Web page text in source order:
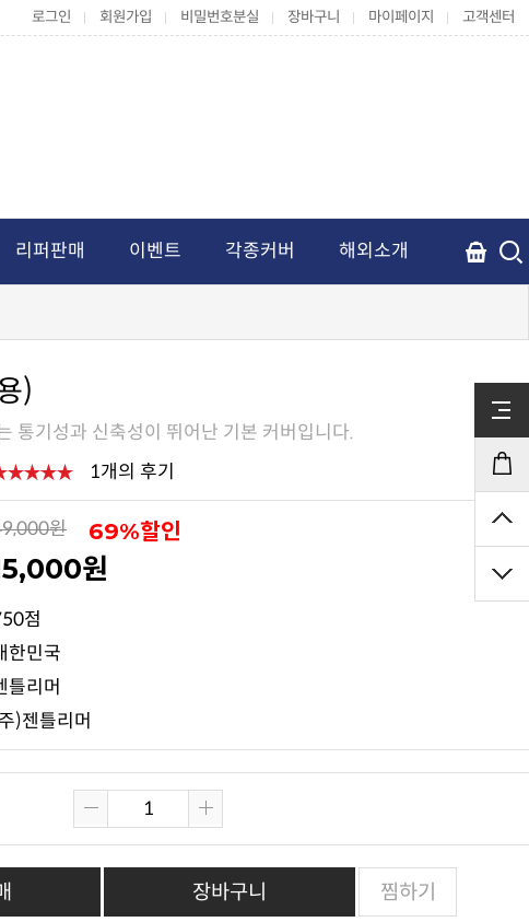
로그인 회원가입 비밀번호분실 장바구니 마이페이지 고객센터
리퍼판매 이벤트 각종커버 해외소개
)
통기성과 신축성이 뛰어난 기본 커버입니다.
1개의 후기
원 69%할인
원
점
한민국
틀리머
)젠틀리머
장바구니 찜하기